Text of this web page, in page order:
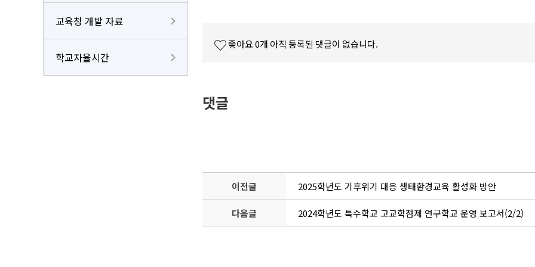
교육청 개발 자료
학교자율시간
좋아요0개 아직 등록된 댓글이 없습니다.
댓글
이전글 2025학년도 기후위기 대응 생태환경교육 활성화 방안
다음글 2024학년도 특수학교 고교학점제 연구학교 운영 보고서(2/2)